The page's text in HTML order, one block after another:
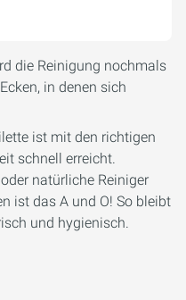
die Reinigung nochmals
in denen sich
ist mit den richtigen
schnell erreicht.
natürliche Reiniger
ist das A und O! So bleibt
und hygienisch.